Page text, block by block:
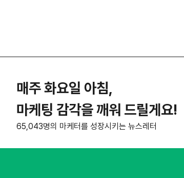
매주 화요일 아침,
마케팅 감각을 깨워 드릴게요!
65,043명의 마케터를 성장시키는 뉴스레터